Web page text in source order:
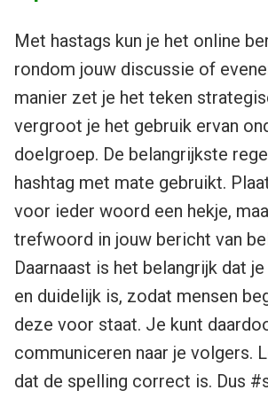
Met hastags kun je het online
rondom jouw discussie of
manier zet je het teken
vergroot je het gebruik ervan
doelgroep. De belangrijkste
hashtag met mate gebruikt.
voor ieder woord een hekje,
trefwoord in jouw bericht van
Daarnaast is het belangrijk dat
en duidelijk is, zodat mensen
deze voor staat. Je kunt
communiceren naar je volgers.
dat de spelling correct is. Dus